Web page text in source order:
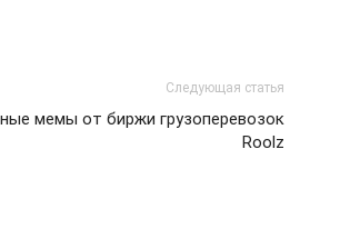
Следующая статья
мемы от биржи грузоперевозок
Roolz